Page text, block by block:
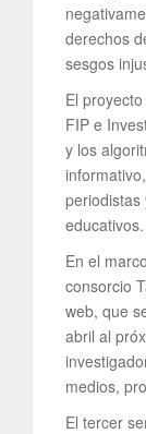
derechos
sesgos
El
FIP e
y los
periodistas
educativos.
En el
consorcio
web, que
abril al
medios,
El tercer